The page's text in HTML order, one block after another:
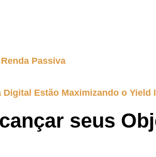
Passiva
Estão Maximizando o Yield
seus